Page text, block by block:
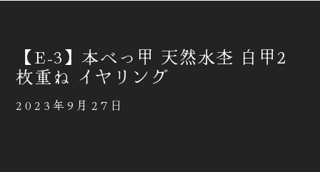
【E-3】本べっ甲 天然水杢 白甲2
枚重ね イヤリング
2023年9月27日